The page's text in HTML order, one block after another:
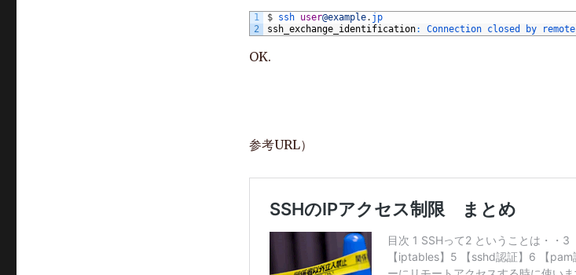
1
2
$ ssh user@example. jp
ssh_exchange_identification: Connection closed by remote
OK.
参考URL）